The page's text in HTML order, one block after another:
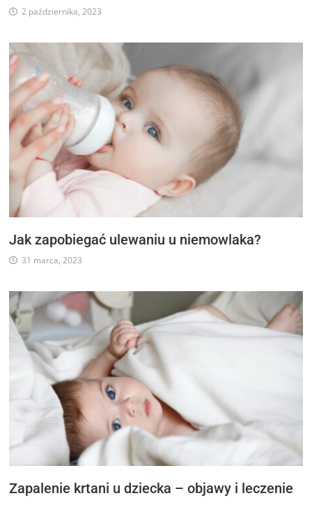
2 października, 2023
Jak zapobiegać ulewaniu u niemowlaka?
31 marca, 2023
Zapalenie krtani u dziecka – objawy i leczenie